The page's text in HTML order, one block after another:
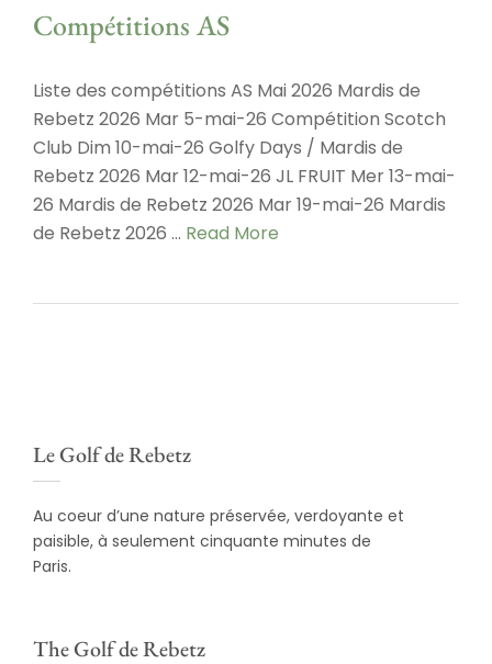
Compétitions AS
Liste des compétitions AS Mai 2026 Mardis de
Rebetz 2026 Mar 5-mai-26 Compétition Scotch
Club Dim 10-mai-26 Golfy Days / Mardis de
Rebetz 2026 Mar 12-mai-26 JL FRUIT Mer 13-mai-
26 Mardis de Rebetz 2026 Mar 19-mai-26 Mardis
de Rebetz 2026 … Read More
Le Golf de Rebetz
Au coeur d’une nature préservée, verdoyante et
paisible, à seulement cinquante minutes de
Paris.
The Golf de Rebetz